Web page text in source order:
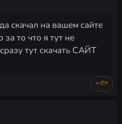
скачал на вашем сайте
то что я тут не
тут скачать САЙТ
+🐟